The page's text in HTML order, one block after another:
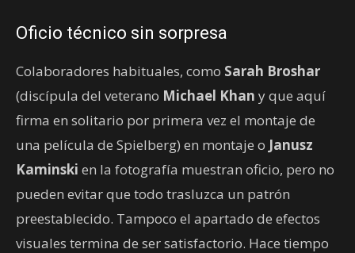
Oficio técnico sin sorpresa
Colaboradores habituales, como Sarah Broshar
(discípula del veterano Michael Khan y que aquí
firma en solitario por primera vez el montaje de
una película de Spielberg) en montaje o Janusz
Kaminski en la fotografía muestran oficio, pero no
pueden evitar que todo trasluzca un patrón
preestablecido. Tampoco el apartado de efectos
visuales termina de ser satisfactorio. Hace tiempo